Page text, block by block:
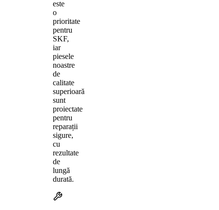
este
o
prioritate
pentru
SKF,
iar
piesele
noastre
de
calitate
superioară
sunt
proiectate
pentru
reparații
sigure,
cu
rezultate
de
lungă
durată.